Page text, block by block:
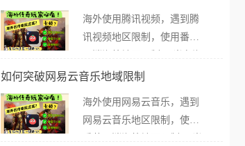
海外使用腾讯视频，遇到腾
讯视频地区限制，使用番茄
外打开腾讯视频，却突然弹
地区无法播放”的提示语。
海外用户如香港、澳门、台
如何突破网易云音乐地域限制
海外使用网易云音乐，遇到
网易云音乐地区限制，使用